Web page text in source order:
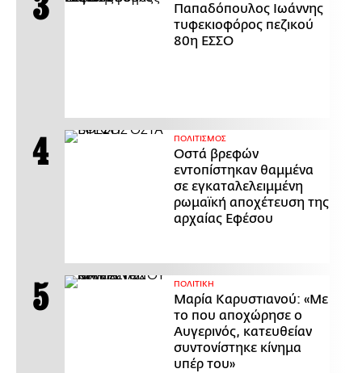
Παπαδόπουλος Ιωάννης
τυφεκιοφόρος πεζικού
80η ΕΣΣΟ
ΠΟΛΙΤΙΣΜΟΣ
Οστά βρεφών
εντοπίστηκαν θαμμένα
σε εγκαταλελειμμένη
ρωμαϊκή αποχέτευση της
αρχαίας Εφέσου
ΠΟΛΙΤΙΚΗ
Μαρία Καρυστιανού: «Με
το που αποχώρησε ο
Αυγερινός, κατευθείαν
συντονίστηκε κίνημα
υπέρ του»